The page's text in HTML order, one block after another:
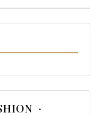
·